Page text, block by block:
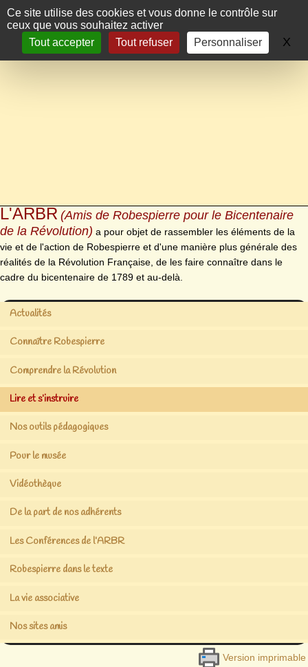
Panneau de gestion des cookies
Ce site utilise des cookies et vous donne le contrôle sur
ceux que vous souhaitez activer
Tout accepter
Tout refuser Personnaliser X
L'ARBR (Amis de Robespierre pour le Bicentenaire
de la Révolution) a pour objet de rassembler les éléments de la
vie et de l'action de Robespierre et d'une manière plus générale des
réalités de la Révolution Française, de les faire connaître dans le
cadre du bicentenaire de 1789 et au-delà.
Actualités
Connaître Robespierre
Comprendre la Révolution
Lire et s’instruire
Nos outils pédagogiques
Pour le musée
Vidéothèque
De la part de nos adhérents
Les Conférences de l’ARBR
Robespierre dans le texte
La vie associative
Nos sites amis
Version imprimable